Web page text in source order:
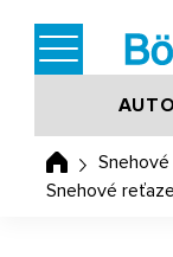
AUTO
Snehové